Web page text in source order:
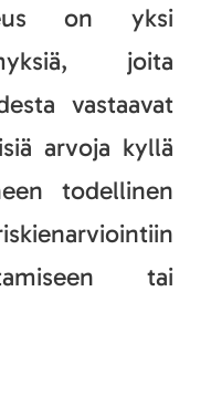
on yksi
joita
vastaavat
arvoja kyllä
todellinen
tai